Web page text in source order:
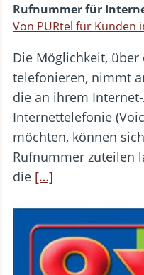
Rufnummer für
Von PURtel für Kunden
Die Möglichkeit, über
telefonieren, nimmt
die an ihrem
Internettelefonie
möchten, können
Rufnummer zuteilen
die […]